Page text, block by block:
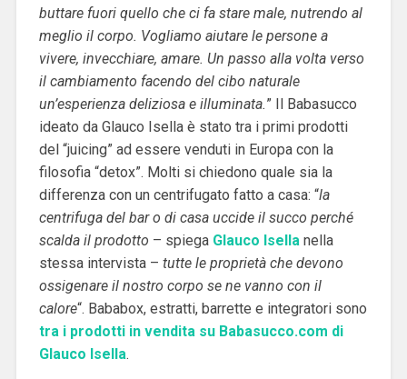
buttare fuori quello che ci fa stare male, nutrendo al
meglio il corpo. Vogliamo aiutare le persone a
vivere, invecchiare, amare. Un passo alla volta verso
il cambiamento facendo del cibo naturale
un’esperienza deliziosa e illuminata.” Il Babasucco
ideato da Glauco Isella è stato tra i primi prodotti
del “juicing” ad essere venduti in Europa con la
filosofia “detox”. Molti si chiedono quale sia la
differenza con un centrifugato fatto a casa: “la
centrifuga del bar o di casa uccide il succo perché
scalda il prodotto – spiega Glauco Isella nella
stessa intervista – tutte le proprietà che devono
ossigenare il nostro corpo se ne vanno con il
calore“. Bababox, estratti, barrette e integratori sono
tra i prodotti in vendita su Babasucco.com di
Glauco Isella.